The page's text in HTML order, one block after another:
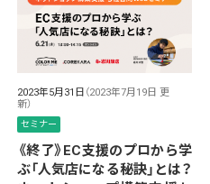
2023年5月31日 （2023年7月19日 更
新）
セミナー
《終了》EC支援のプロから学
ぶ「人気店になる秘訣」とは？